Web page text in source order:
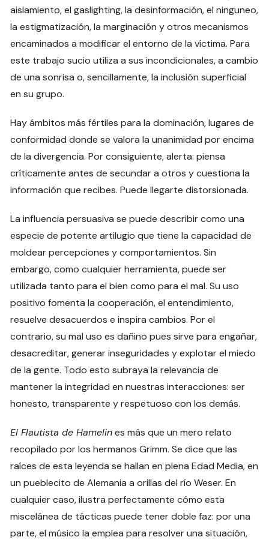
aislamiento, el gaslighting, la desinformación, el ninguneo,
la estigmatización, la marginación y otros mecanismos
encaminados a modificar el entorno de la víctima. Para
este trabajo sucio utiliza a sus incondicionales, a cambio
de una sonrisa o, sencillamente, la inclusión superficial
en su grupo.
Hay ámbitos más fértiles para la dominación, lugares de
conformidad donde se valora la unanimidad por encima
de la divergencia. Por consiguiente, alerta: piensa
críticamente antes de secundar a otros y cuestiona la
información que recibes. Puede llegarte distorsionada.
La influencia persuasiva se puede describir como una
especie de potente artilugio que tiene la capacidad de
moldear percepciones y comportamientos. Sin
embargo, como cualquier herramienta, puede ser
utilizada tanto para el bien como para el mal. Su uso
positivo fomenta la cooperación, el entendimiento,
resuelve desacuerdos e inspira cambios. Por el
contrario, su mal uso es dañino pues sirve para engañar,
desacreditar, generar inseguridades y explotar el miedo
de la gente. Todo esto subraya la relevancia de
mantener la integridad en nuestras interacciones: ser
honesto, transparente y respetuoso con los demás.
El Flautista de Hamelines más que un mero relato
recopilado por los hermanos Grimm. Se dice que las
raíces de esta leyenda se hallan en plena Edad Media, en
un pueblecito de Alemania a orillas del río Weser. En
cualquier caso, ilustra perfectamente cómo esta
miscelánea de tácticas puede tener doble faz: por una
parte, el músico la emplea para resolver una situación,